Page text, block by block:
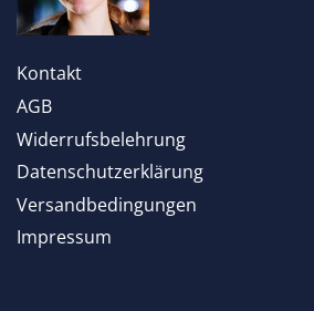
Kontakt
AGB
Widerrufsbelehrung
Datenschutzerklärung
Versandbedingungen
Impressum